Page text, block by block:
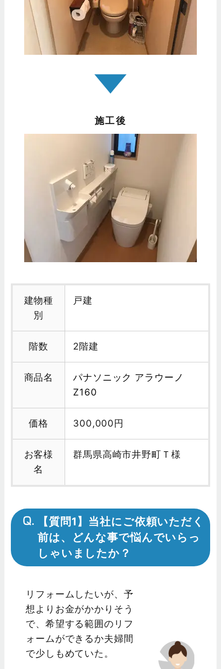
施工後
建物種
別
戸建
階数 2階建
商品名
パナソニック アラウーノ
Z160
価格 300,000円
お客様
名
群馬県高崎市井野町Ｔ様
【質問1】当社にご依頼いただく
前は、どんな事で悩んでいらっ
しゃいましたか？
リフォームしたいが、予
想よりお金がかかりそう
で、希望する範囲のリフ
ォームができるか夫婦間
で少しもめていた。